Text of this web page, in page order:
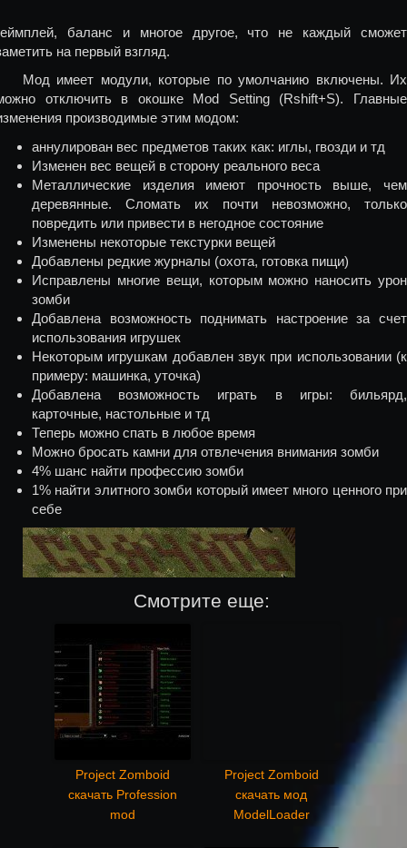
баланс и многое другое, что не каждый сможет
на первый взгляд.
Мод имеет модули, которые по умолчанию включены. Их
отключить в окошке Mod Setting (Rshift+S). Главные
производимые этим модом:
аннулирован вес предметов таких как: иглы, гвозди и тд
Изменен вес вещей в сторону реального веса
Металлические изделия имеют прочность выше, чем
деревянные. Сломать их почти невозможно, только
повредить или привести в негодное состояние
Изменены некоторые текстурки вещей
Добавлены редкие журналы (охота, готовка пищи)
Исправлены многие вещи, которым можно наносить урон
зомби
Добавлена возможность поднимать настроение за счет
использования игрушек
Некоторым игрушкам добавлен звук при использовании (к
примеру: машинка, уточка)
Добавлена возможность играть в игры: бильярд,
карточные, настольные и тд
Теперь можно спать в любое время
Можно бросать камни для отвлечения внимания зомби
4% шанс найти профессию зомби
1% найти элитного зомби который имеет много ценного при
себе
Смотрите еще:
Project Zomboid
скачать Profession
mod
Project Zomboid
скачать мод
ModelLoader